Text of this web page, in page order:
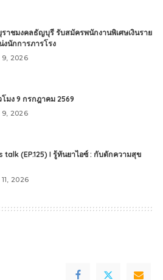
าชมงคลธัญบุรี รับสมัครพนักงานพิเศษเงินราย
งนักการภารโรง
9, 2026
มง 9 กรกฎาคม 2569
9, 2026
talk (EP.125) I รู้ทันยาไอซ์ : กับดักความสุข
2026